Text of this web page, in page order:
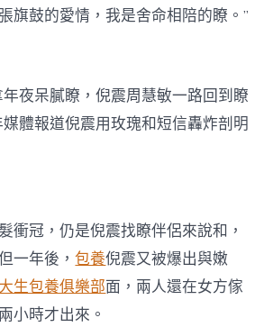
旗鼓的愛情，我是舍命相陪的瞭。”
夜呆膩瞭，倪震周慧敏一路回到瞭
體報道倪震用玫瑰和短信轟炸剖明
衝冠，仍是倪震找瞭伴侶來說和，
一年後，包養倪震又被爆出與嫩
生包養俱樂部面，兩人還在女方傢
兩小時才出來。